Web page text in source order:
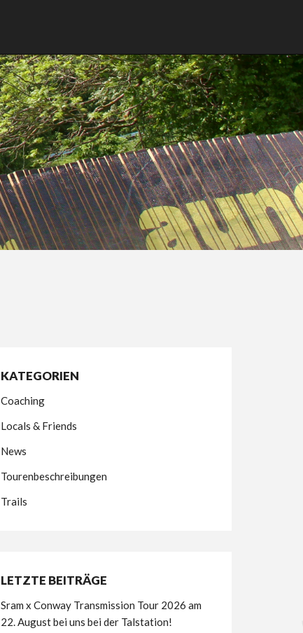
KATEGORIEN
Coaching
Locals & Friends
News
Tourenbeschreibungen
Trails
LETZTE BEITRÄGE
Sram x Conway Transmission Tour 2026 am
22. August bei uns bei der Talstation!